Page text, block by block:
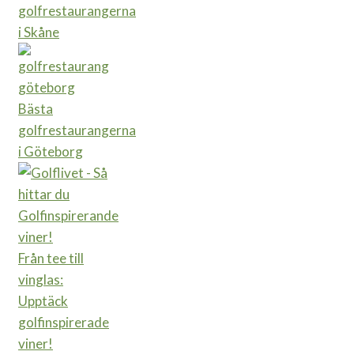
golfrestaurangerna
i Skåne
Bästa
golfrestaurangerna
i Göteborg
Från tee till
vinglas:
Upptäck
golfinspirerade
viner!